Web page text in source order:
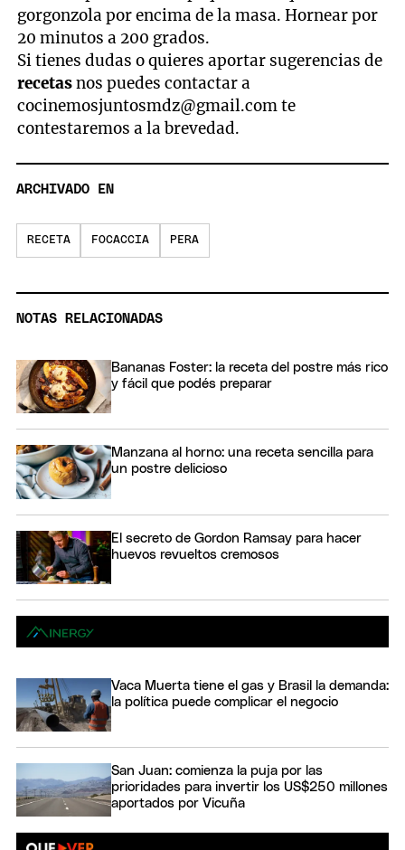
gorgonzola por encima de la masa. Hornear por
20 minutos a 200 grados.
Si tienes dudas o quieres aportar sugerencias de
recetasnos puedes contactar a
cocinemosjuntosmdz@gmail.comte
contestaremos a la brevedad.
ARCHIVADO EN
RECETA FOCACCIA PERA
NOTAS RELACIONADAS
Bananas Foster: la receta del postre más rico
y fácil que podés preparar
Manzana al horno: una receta sencilla para
un postre delicioso
El secreto de Gordon Ramsay para hacer
huevos revueltos cremosos
Vaca Muerta tiene el gas y Brasil la demanda:
la política puede complicar el negocio
San Juan: comienza la puja por las
prioridades para invertir los US$250 millones
aportados por Vicuña